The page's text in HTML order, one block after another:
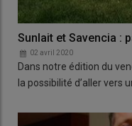
Sunlait et Savencia :
02 avril 2020
Dans notre édition du
la possibilité d’aller vers